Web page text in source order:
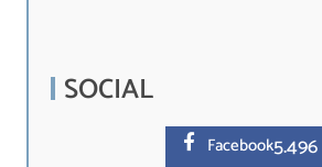
SOCIAL
Facebook5.496